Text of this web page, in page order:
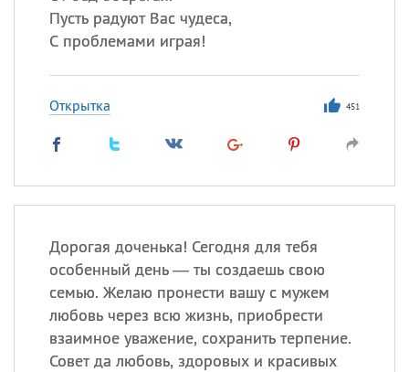
Пусть радуют Вас чудеса,
С проблемами играя!
Открытка 451
Дорогая доченька! Сегодня для тебя
особенный день — ты создаешь свою
семью. Желаю пронести вашу с мужем
любовь через всю жизнь, приобрести
взаимное уважение, сохранить терпение.
Совет да любовь, здоровых и красивых